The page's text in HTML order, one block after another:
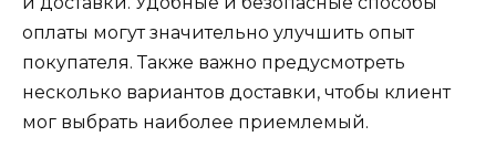
оплаты могут значительно улучшить опыт
покупателя. Также важно предусмотреть
несколько вариантов доставки, чтобы клиент
мог выбрать наиболее приемлемый.